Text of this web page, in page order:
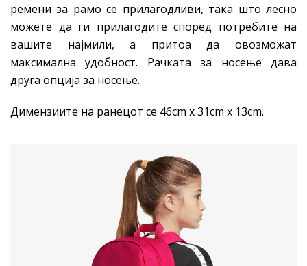
ремени за рамо се прилагодливи, така што лесно
можете да ги прилагодите според потребите на
вашите најмили, а притоа да овозможат
максимална удобност. Рачката за носење дава
друга опција за носење.
Димензиите на ранецот се 46cm x 31cm x 13cm.